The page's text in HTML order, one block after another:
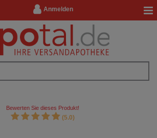
Anmelden
Bewerten Sie dieses Produkt!
(5.0)